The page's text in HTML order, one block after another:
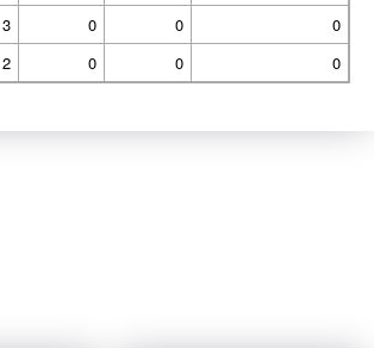
3 0 0
0
2 0 0 0